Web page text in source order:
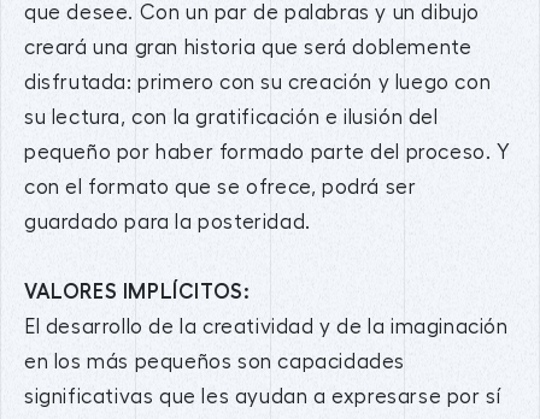
que desee. Con un par de palabras y un dibujo
creará una gran historia que será doblemente
disfrutada: primero con su creación y luego con
su lectura, con la gratificación e ilusión del
pequeño por haber formado parte del proceso. Y
con el formato que se ofrece, podrá ser
guardado para la posteridad.
VALORES IMPLÍCITOS:
El desarrollo de la creatividad y de la imaginación
en los más pequeños son capacidades
significativas que les ayudan a expresarse por sí